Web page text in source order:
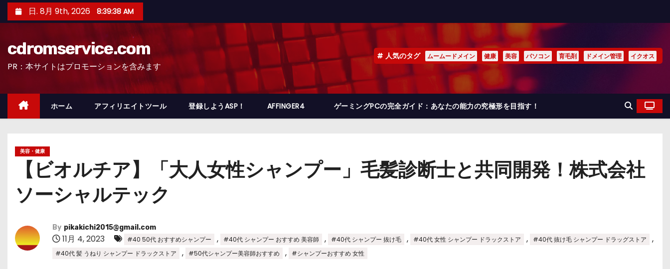
ン
ッ
日. 8月 9th, 2026 8:39:39 AM
cdromservice.com
PR：本サイトはプロモーションを含みます
人気のタグ ムームードメイン 健康 美容 パソコン 育毛剤 ドメイン管理 イクオス
ホーム アフィリエイトツール 登録しようASP！ AFFINGER4 ゲーミングPCの完全ガイド：あなたの能力の究極形を目指す！
美容・健康
【ビオルチア】「大人女性シャンプー」毛髪診断士と共同開発！株式会社
ソーシャルテック
By pikakichi2015@gmail.com
11月 4, 2023 #40 50代 おすすめシャンプー , #40代 シャンプー おすすめ 美容師 , #40代 シャンプー 抜け毛 , #40代 女性 シャンプー ドラックストア , #40代 抜け毛 シャンプー ドラッグストア ,
#40代 髪 うねり シャンプー ドラックストア , #50代シャンプー美容師おすすめ , #シャンプーおすすめ 女性